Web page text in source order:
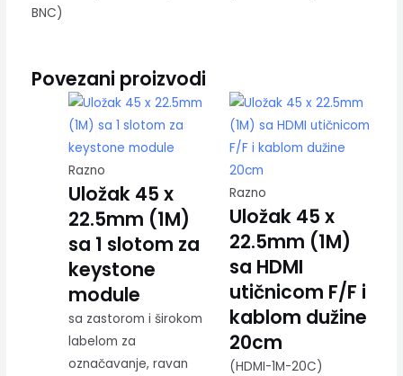
BNC)
Povezani proizvodi
Razno
Uložak 45 x
22.5mm (1M)
sa 1 slotom za
keystone
module
sa zastorom i širokom
labelom za
označavanje, ravan
Razno
Uložak 45 x
22.5mm (1M)
sa HDMI
utičnicom F/F i
kablom dužine
20cm
(HDMI-1M-20C)